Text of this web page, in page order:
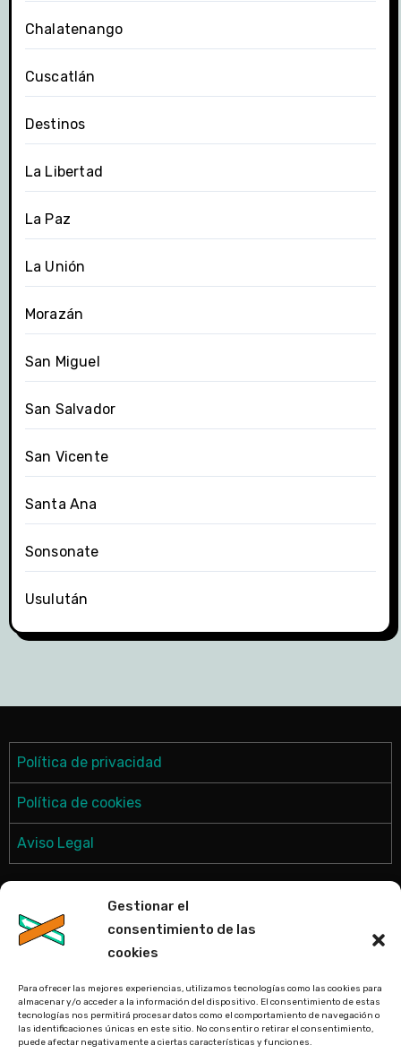
Gestionar el
consentimiento de las
cookies
Para ofrecer las mejores experiencias, utilizamos tecnologías como las cookies para
almacenar y/o acceder a la información del dispositivo. El consentimiento de estas
tecnologías nos permitirá procesar datos como el comportamiento de navegación o
las identificaciones únicas en este sitio. No consentir o retirar el consentimiento,
puede afectar negativamente a ciertas características y funciones.
Chalatenango
Cuscatlán
Destinos
La Libertad
La Paz
La Unión
Morazán
San Miguel
San Salvador
San Vicente
Santa Ana
Sonsonate
Usulután
Política de privacidad
Política de cookies
Aviso Legal
CARTORUX